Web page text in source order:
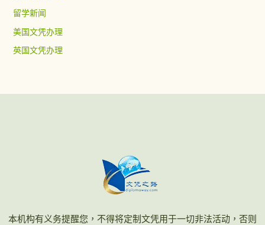
留学新闻
美国文凭办理
英国文凭办理
本机构有义务提醒您，不得将定制文凭用于一切非法活动，否则